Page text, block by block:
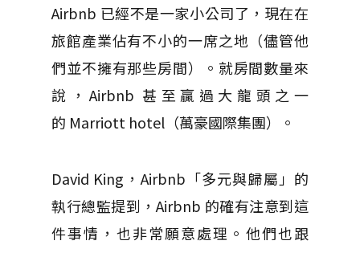
Airbnb 已經不是一家小公司了，現在在
旅館產業佔有不小的一席之地（儘管他
們並不擁有那些房間）。就房間數量來
說，Airbnb 甚至贏過大龍頭之一
的 Marriott hotel（萬豪國際集團）。
David King，Airbnb「多元與歸屬」的
執行總監提到，Airbnb 的確有注意到這
件事情，也非常願意處理。他們也跟